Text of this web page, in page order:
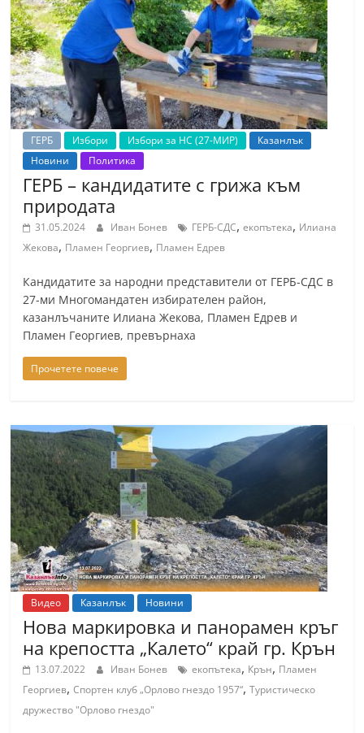
т
К
а
з
а
н
л
ъ
к
и
о
л
а
с
т
С
а
р
а
З
а
г
о
р
а
–
k
a
z
ГЕРБ Избори Избори за НС (27-МИР)
Казанлък
Новини
Политика
ГЕРБ – кандидатите с грижа към
природата
31.05.2024 Иван Бонев ГЕРБ-СДС,екопътека, Илиана
Жекова, Пламен Георгиев, Пламен Едрев
Кандидатите за народни представители от ГЕРБ-СДС в
27-ми Многомандатен избирателен район,
казанлъчаните Илиана Жекова, Пламен Едрев и
Пламен Георгиев, превърнаха
Прочетете повече
Видео Казанлък Новини
Нова маркировка и панорамен кръг
на крепостта „Калето“ край гр. Крън
13.07.2022 Иван Бонев екопътека, Крън, Пламен
Георгиев,Спортен клуб „Орлово гнездо 1957“,Туристическо
дружество "Орлово гнездо"